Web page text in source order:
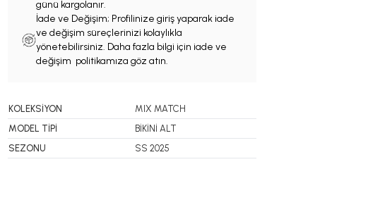
günü kargolanır.
İade ve Değişim; Profilinize giriş yaparak iade
ve değişim süreçlerinizi kolaylıkla
yönetebilirsiniz. Daha fazla bilgi için iade ve
değişim politikamıza göz atın.
KOLEKSİYON
MIX MATCH
MODEL TİPİ
BİKİNİ ALT
SEZONU
SS 2025